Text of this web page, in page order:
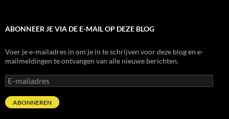
ABONNEER JE VIA DE E-MAIL OP DEZE BLOG
Voer je e-mailadres in om je in te schrijven voor deze blog en e-
mailmeldingen te ontvangen van alle nieuwe berichten.
E-
mailadres
ABONNEREN